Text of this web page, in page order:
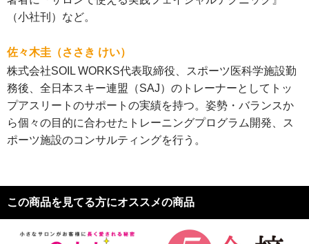
（小社刊）など。
佐々木圭（ささき けい）
株式会社SOIL WORKS代表取締役、スポーツ医科学施設勤
務後、全日本スキー連盟（SAJ）のトレーナーとしてトッ
プアスリートのサポートの実績を持つ。姿勢・バランスか
ら個々の目的に合わせたトレーニングプログラム開発、ス
ポーツ施設のコンサルティングを行う。
この商品を見てる方にオススメの商品